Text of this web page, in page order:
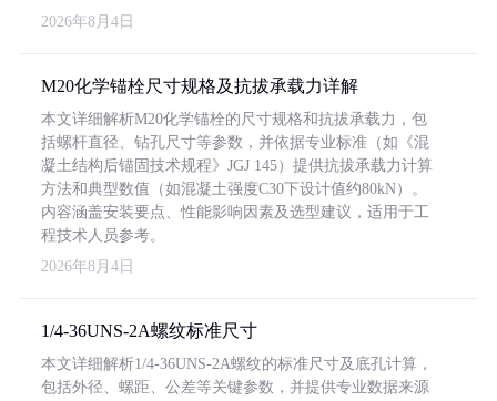
2026年8月4日
M20化学锚栓尺寸规格及抗拔承载力详解
本文详细解析M20化学锚栓的尺寸规格和抗拔承载力，包
括螺杆直径、钻孔尺寸等参数，并依据专业标准（如《混
凝土结构后锚固技术规程》JGJ 145）提供抗拔承载力计算
方法和典型数值（如混凝土强度C30下设计值约80kN）。
内容涵盖安装要点、性能影响因素及选型建议，适用于工
程技术人员参考。
2026年8月4日
1/4-36UNS-2A螺纹标准尺寸
本文详细解析1/4-36UNS-2A螺纹的标准尺寸及底孔计算，
包括外径、螺距、公差等关键参数，并提供专业数据来源